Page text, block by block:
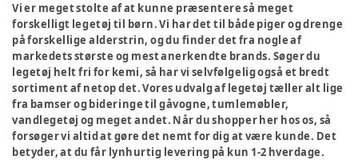
Vi er meget stolte af at kunne præsentere så meget
forskelligt legetøj til børn. Vi har det til både piger og drenge
på forskellige alderstrin, og du finder det fra nogle af
markedets største og mest anerkendte brands. Søger du
legetøj helt fri for kemi, så har vi selvfølgelig også et bredt
sortiment af netop det. Vores udvalg af legetøj tæller alt lige
fra bamser og bideringe til gåvogne, tumlemøbler,
vandlegetøj og meget andet. Når du shopper her hos os, så
forsøger vi altid at gøre det nemt for dig at være kunde. Det
betyder, at du får lynhurtig levering på kun 1-2 hverdage.